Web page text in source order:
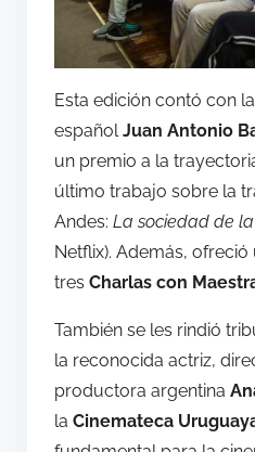
Esta edición contó con
españolJuan Antonio
un premio a la
último trabajo sobre la
Andes: La sociedad de
Netflix). Además, ofreció
tres Charlas con
También se les rindió
la reconocida actriz,
productora argentina
la Cinemateca